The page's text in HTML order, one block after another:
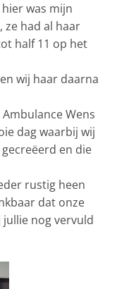
was mijn
ze had al haar
half 11 op het
wij haar daarna
Wens
dag waarbij wij
en die
rustig heen
dat onze
nog vervuld